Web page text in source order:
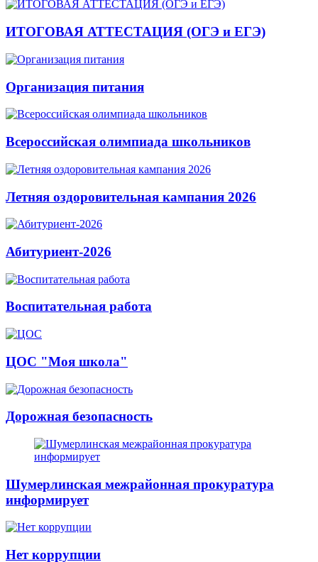
ИТОГОВАЯ АТТЕСТАЦИЯ (ОГЭ и ЕГЭ)
Организация питания
Всероссийская олимпиада школьников
Летняя оздоровительная кампания 2026
Абитуриент-2026
Воспитательная работа
ЦОС "Моя школа"
Дорожная безопасность
Шумерлинская межрайонная прокуратура
информирует
Нет коррупции